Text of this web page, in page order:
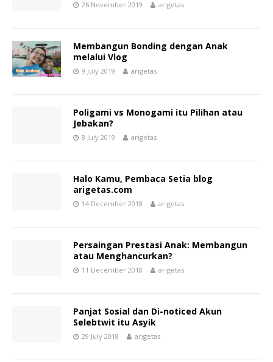
26 November 2019 arigetas
Membangun Bonding dengan Anak
melalui Vlog
9 July 2019 arigetas
Poligami vs Monogami itu Pilihan atau
Jebakan?
8 July 2019 arigetas
Halo Kamu, Pembaca Setia blog
arigetas.com
14 December 2018 arigetas
Persaingan Prestasi Anak: Membangun
atau Menghancurkan?
11 December 2018 arigetas
Panjat Sosial dan Di-noticed Akun
Selebtwit itu Asyik
29 July 2018 arigetas